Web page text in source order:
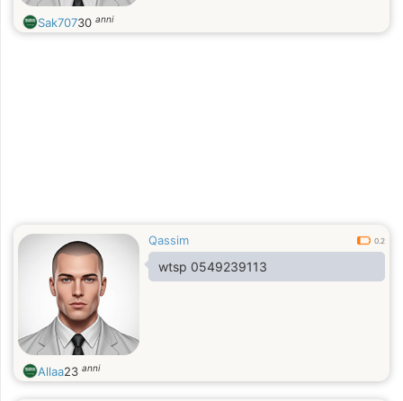
Sak70730 anni
Qassim 0.2
wtsp 0549239113
Allaa23 anni